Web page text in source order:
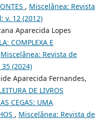
, Miscelânea: Revista
v. 12 (2012)
Aparecida Lopes
COMPLEXA E
Miscelânea: Revista de
(2024)
Aparecida Fernandes,
DE LIVROS
CEGAS: UMA
, Miscelânea: Revista de